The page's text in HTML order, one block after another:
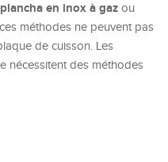
plancha en inox à gaz ou
méthodes ne peuvent pas
de cuisson. Les
nécessitent des méthodes